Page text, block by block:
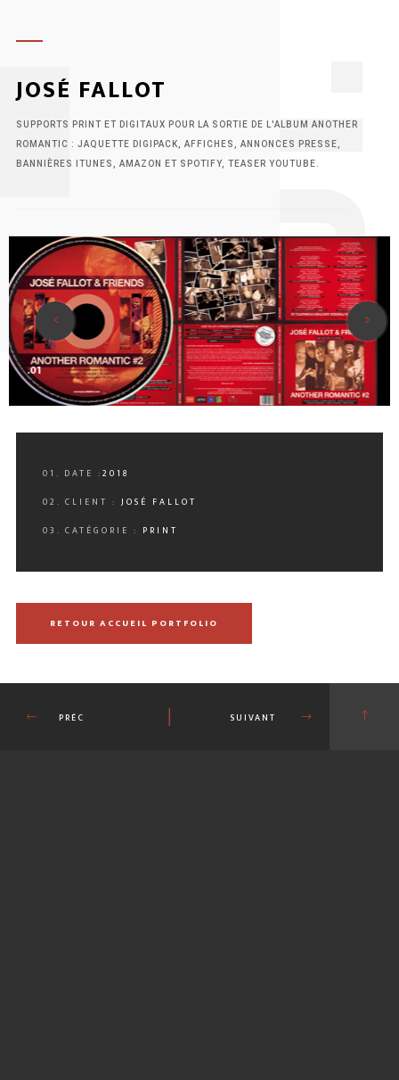
PRÉC SUIVANT
JOSÉ FALLOT
SUPPORTS PRINT ET DIGITAUX POUR LA SORTIE DE L'ALBUM ANOTHER
ROMANTIC : JAQUETTE DIGIPACK, AFFICHES, ANNONCES PRESSE,
BANNIÈRES ITUNES, AMAZON ET SPOTIFY, TEASER YOUTUBE.
.01
01. DATE :2018
02. CLIENT : JOSÉ FALLOT
03. CATÉGORIE : PRINT
RETOUR ACCUEIL PORTFOLIO